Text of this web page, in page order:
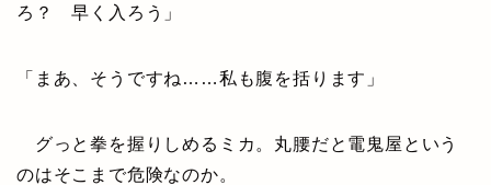
ろ？ 早く入ろう」
「まあ、そうですね……私も腹を括ります」
グっと拳を握りしめるミカ。丸腰だと電鬼屋という
のはそこまで危険なのか。